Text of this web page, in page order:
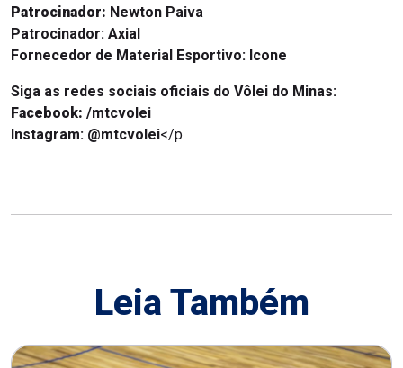
Patrocinador: Newton Paiva
Patrocinador: Axial
Fornecedor de Material Esportivo: Icone
Siga as redes sociais oficiais do Vôlei do Minas:
Facebook: /mtcvolei
Instagram: @mtcvolei</p
Leia Também